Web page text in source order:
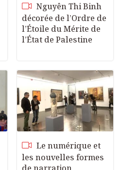
Nguyên Thi Binh
décorée de l’Ordre de
l’Étoile du Mérite de
l’État de Palestine
Le numérique et
les nouvelles formes